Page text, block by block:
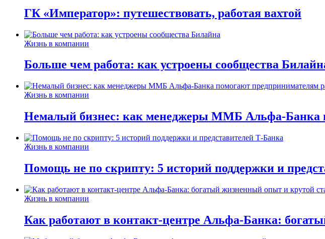
ГК «Император»: путешествовать, работая вахтой
Жизнь в компании
Больше чем работа: как устроены сообщества
Жизнь в компании
Немалый бизнес: как менеджеры ММБ Альфа-Банка
Жизнь в компании
Помощь не по скрипту: 5 историй поддержки и
Жизнь в компании
Как работают в контакт-центре Альфа-Банка: